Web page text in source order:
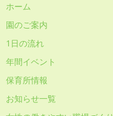
ホーム
園のご案内
1日の流れ
年間イベント
保育所情報
お知らせ一覧